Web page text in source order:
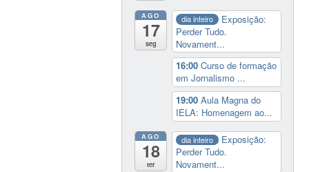
AGO
17
seg
dia inteiro
Exposição:
Perder Tudo.
Novament...
16:00Curso de formação
em Jornalismo ...
19:00Aula Magna do
IELA: Homenagem ao...
AGO
18
ter
dia inteiro
Exposição:
Perder Tudo.
Novament...